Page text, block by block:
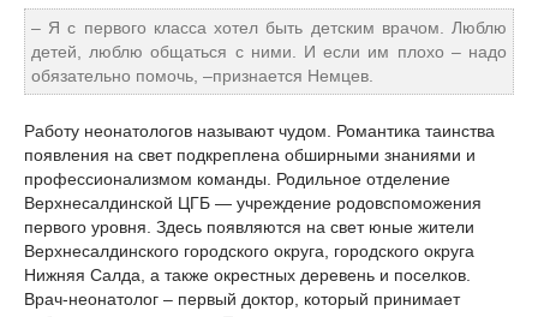
– Я с первого класса хотел быть детским врачом. Люблю
детей, люблю общаться с ними. И если им плохо – надо
обязательно помочь, –признается Немцев.
Работу неонатологов называют чудом. Романтика таинства
появления на свет подкреплена обширными знаниями и
профессионализмом команды. Родильное отделение
Верхнесалдинской ЦГБ — учреждение родовспоможения
первого уровня. Здесь появляются на свет юные жители
Верхнесалдинского городского округа, городского округа
Нижняя Салда, а также окрестных деревень и поселков.
Врач-неонатолог – первый доктор, который принимает